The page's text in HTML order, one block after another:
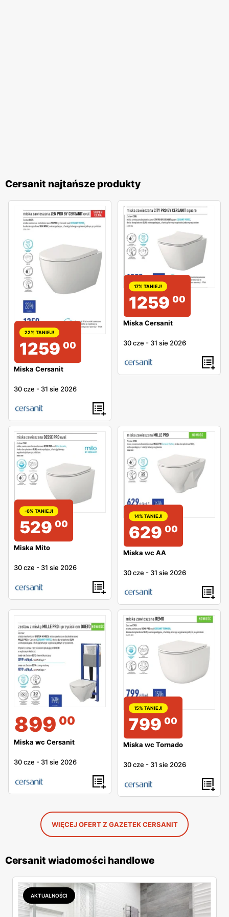
Cersanit najtańsze produkty
22% TANIEJ!
1259 00
Miska Cersanit
30 cze - 31 sie 2026
17% TANIEJ!
1259 00
Miska Cersanit
30 cze - 31 sie 2026
-6% TANIEJ!
529 00
Miska Mito
30 cze - 31 sie 2026
14% TANIEJ!
629 00
Miska wc AA
30 cze - 31 sie 2026
899 00
Miska wc Cersanit
30 cze - 31 sie 2026
15% TANIEJ!
799 00
Miska wc Tornado
30 cze - 31 sie 2026
WIĘCEJ OFERT Z GAZETEK CERSANIT
Cersanit wiadomości handlowe
AKTUALNOŚCI